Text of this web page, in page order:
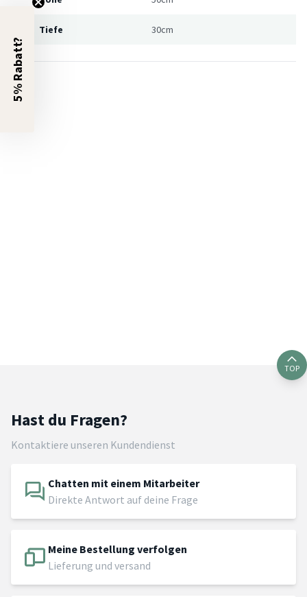
Tiefe 30cm
TOP
Hast du Fragen?
Kontaktiere unseren Kundendienst
Chatten mit einem Mitarbeiter
Direkte Antwort auf deine Frage
Meine Bestellung verfolgen
Lieferung und versand
5% Rabatt?